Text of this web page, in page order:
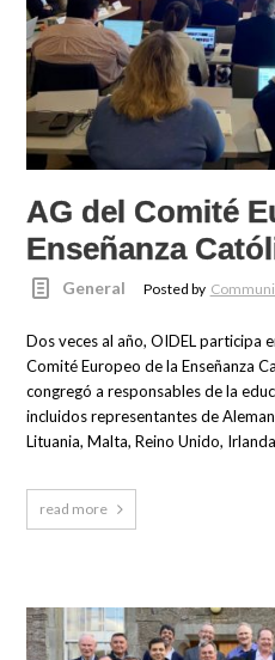
AG del Comité
Enseñanza
General Posted by
Dos veces al año, OIDEL participa
Comité Europeo de la Enseñanza
congregó a responsables de la
incluidos representantes de
Lituania, Malta, Reino Unido,
read more